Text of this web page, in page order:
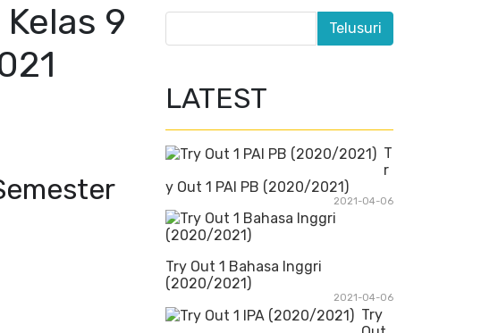
9
LATEST
T
r
y Out 1 PAI PB (2020/2021)
2021-04-06
Try Out 1 Bahasa Inggri
(2020/2021)
2021-04-06
Try